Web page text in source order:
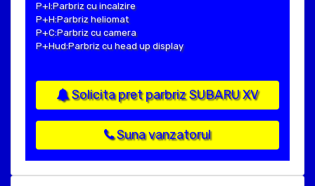
P+I:Parbriz cu incalzire
P+H:Parbriz heliomat
P+C:Parbriz cu camera
P+Hud:Parbriz cu head up display
Solicita pret parbriz SUBARU XV
Suna vanzatorul